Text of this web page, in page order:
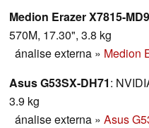
Medion Erazer X7815-
570M, 17.30", 3.8 kg
ánalise externa » Medion
Asus G53SX-DH71:
3.9 kg
ánalise externa » Asus